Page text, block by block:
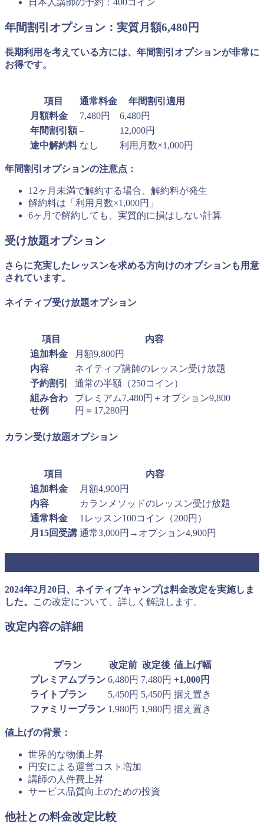
日本人講師の予約：400コイン
年間割引オプション：実質月額6,480円
長期利用を考えている方には、年間割引オプションが非常に
お得です。
項目 通常料金
年間割引適用
月額料金
7,480円
6,480円
年間割引額 –
12,000円
途中解約料 なし 利用月数×1,000円
年間割引オプションの注意点：
12ヶ月未満で解約する場合、解約料が発生
解約料は「利用月数×1,000円」
6ヶ月で解約しても、実質的に損はしない計算
受け放題オプション
さらに充実したレッスンを求める方向けのオプションも用意
されています。
ネイティブ受け放題オプション
項目
内容
追加料金
月額9,800円
内容
ネイティブ講師のレッスン受け放題
予約割引
通常の半額（250コイン）
組み合わ
せ例
プレミアム7,480円＋オプション9,800
円＝17,280円
カラン受け放題オプション
項目
内容
追加料金
月額4,900円
内容
カランメソッドのレッスン受け放題
通常料金
1レッスン100コイン（200円）
月15回受講 通常3,000円→オプション4,900円
2024年2月20日、ネイティブキャンプは料金改定を実施しま
した。
この改定について、詳しく解説します。
改定内容の詳細
プラン 改定前 改定後 値上げ幅
プレミアムプラン 6,480円 7,480円 +1,000円
ライトプラン
5,450円 5,450円 据え置き
ファミリープラン 1,980円 1,980円 据え置き
値上げの背景：
世界的な物価上昇
円安による運営コスト増加
講師の人件費上昇
サービス品質向上のための投資
他社との料金改定比較